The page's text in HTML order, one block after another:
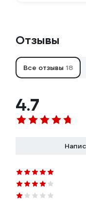
Отзывы
Все отзывы 18
4.7